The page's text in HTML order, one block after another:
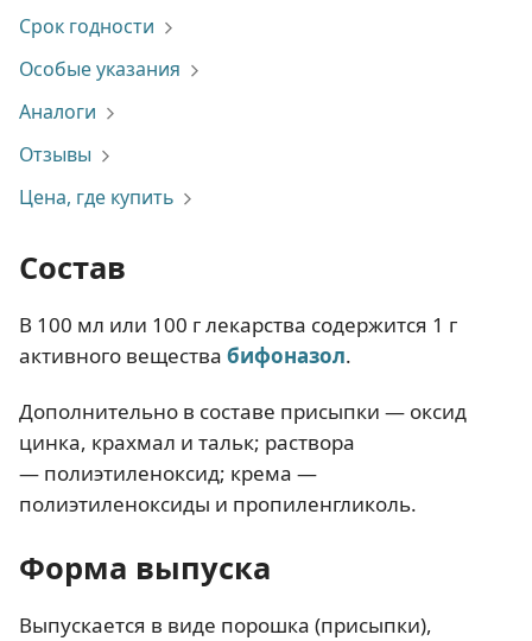
Срок годности
Особые указания
Аналоги
Отзывы
Цена, где купить
Состав
В 100 мл или 100 г лекарства содержится 1 г
активного вещества бифоназол.
Дополнительно в составе присыпки — оксид
цинка, крахмал и тальк; раствора
— полиэтиленоксид; крема —
полиэтиленоксиды и пропиленгликоль.
Форма выпуска
Выпускается в виде порошка (присыпки),